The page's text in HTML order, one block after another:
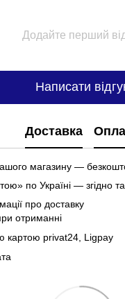
Додайте перший
Написати
Доставка
магазину —
по Україні — згідно
про доставку
отриманні
картою privat24, Ligpay